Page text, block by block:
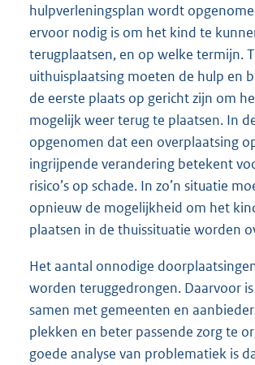
hulpverleningsplan wordt
ervoor nodig is om het kind te
terugplaatsen, en op welke termijn.
uithuisplaatsing moeten de hulp en
de eerste plaats op gericht zijn om
mogelijk weer terug te plaatsen. In
opgenomen dat een overplaatsing
ingrijpende verandering betekent
risico’s op schade. In zo’n situatie
opnieuw de mogelijkheid om het
plaatsen in de thuissituatie worden
Het aantal onnodige
worden teruggedrongen. Daarvoor
samen met gemeenten en
plekken en beter passende zorg te
goede analyse van problematiek is